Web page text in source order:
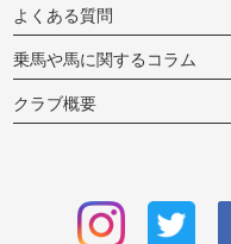
よくある質問
乗馬や馬に関するコラム
クラブ概要